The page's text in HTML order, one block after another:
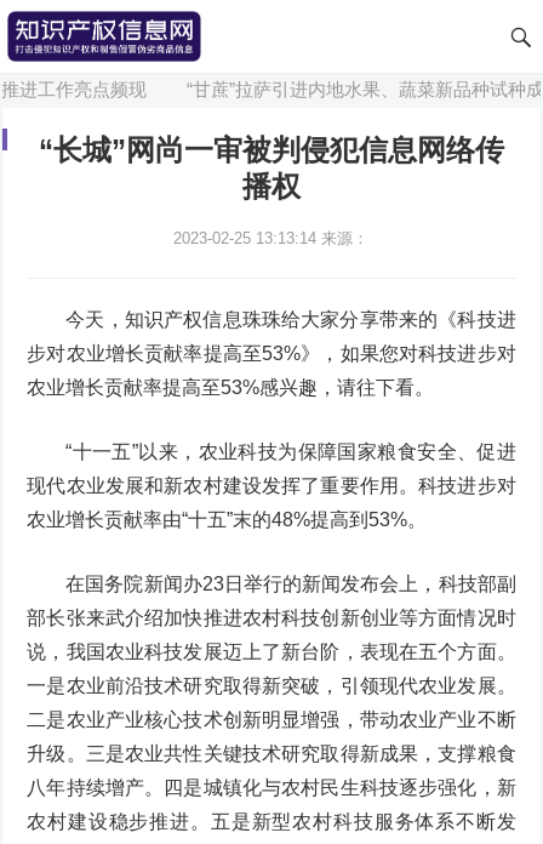
工作亮点频现 “甘蔗”拉萨引进内地水果、蔬菜新品种试种成功
“长城”网尚一审被判侵犯信息网络传
播权
2023-02-25 13:13:14 来源：
今天，知识产权信息珠珠给大家分享带来的《科技进
步对农业增长贡献率提高至53%》，如果您对科技进步对
农业增长贡献率提高至53%感兴趣，请往下看。
“十一五”以来，农业科技为保障国家粮食安全、促进
现代农业发展和新农村建设发挥了重要作用。科技进步对
农业增长贡献率由“十五”末的48%提高到53%。
在国务院新闻办23日举行的新闻发布会上，科技部副
部长张来武介绍加快推进农村科技创新创业等方面情况时
说，我国农业科技发展迈上了新台阶，表现在五个方面。
一是农业前沿技术研究取得新突破，引领现代农业发展。
二是农业产业核心技术创新明显增强，带动农业产业不断
升级。三是农业共性关键技术研究取得新成果，支撑粮食
八年持续增产。四是城镇化与农村民生科技逐步强化，新
农村建设稳步推进。五是新型农村科技服务体系不断发